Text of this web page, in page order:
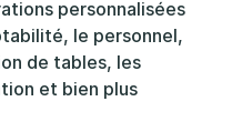
personnalisées
le personnel,
de tables, les
et bien plus